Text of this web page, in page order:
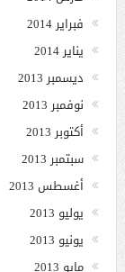
فبراير 2014
يناير 2014
ديسمبر 2013
نوفمبر 2013
أكتوبر 2013
سبتمبر 2013
أغسطس 2013
يوليو 2013
يونيو 2013
مايو 2013